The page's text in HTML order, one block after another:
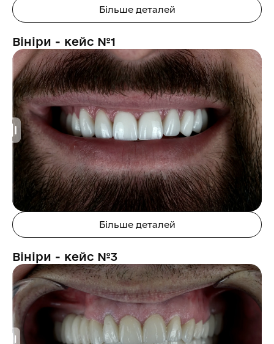
Більше деталей
Вініри - кейс №1
Більше деталей
Вініри - кейс №3